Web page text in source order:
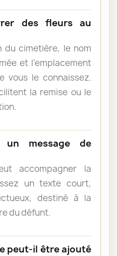
des fleurs au
du cimetière, le nom
et l’emplacement
vous le connaissez.
la remise ou le
un message de
accompagner la
un texte court,
destiné à la
du défunt.
peut-il être ajouté